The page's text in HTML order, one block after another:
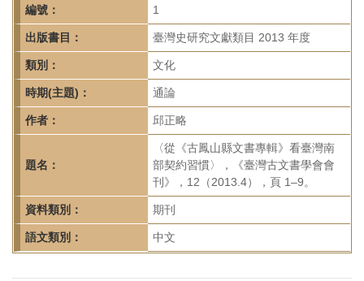
院-
臺
灣
史
研
究
所-
首
頁
編號： 1
出版書目： 臺灣史研究文獻類目 2013 年度
類別： 文化
時期(主題)： 通論
作者： 邱正略
題名：
〈從《古鳳山縣文書專輯》看臺灣南
部契約習慣〉，《臺灣古文書學會會
刊》，12（2013.4），頁 1–9。
資料類別： 期刊
語文類別： 中文